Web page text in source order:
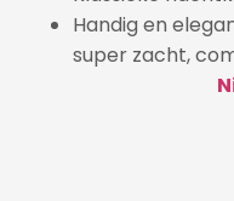
Handig en
super zacht,